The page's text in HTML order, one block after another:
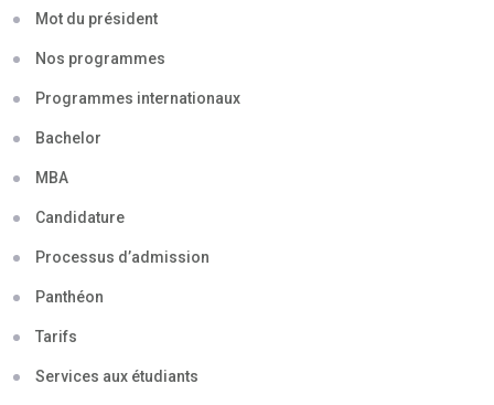
Mot du président
Nos programmes
Programmes internationaux
Bachelor
MBA
Candidature
Processus d’admission
Panthéon
Tarifs
Services aux étudiants